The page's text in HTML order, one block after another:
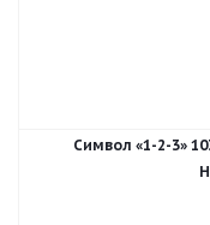
Символ «1-2-3»